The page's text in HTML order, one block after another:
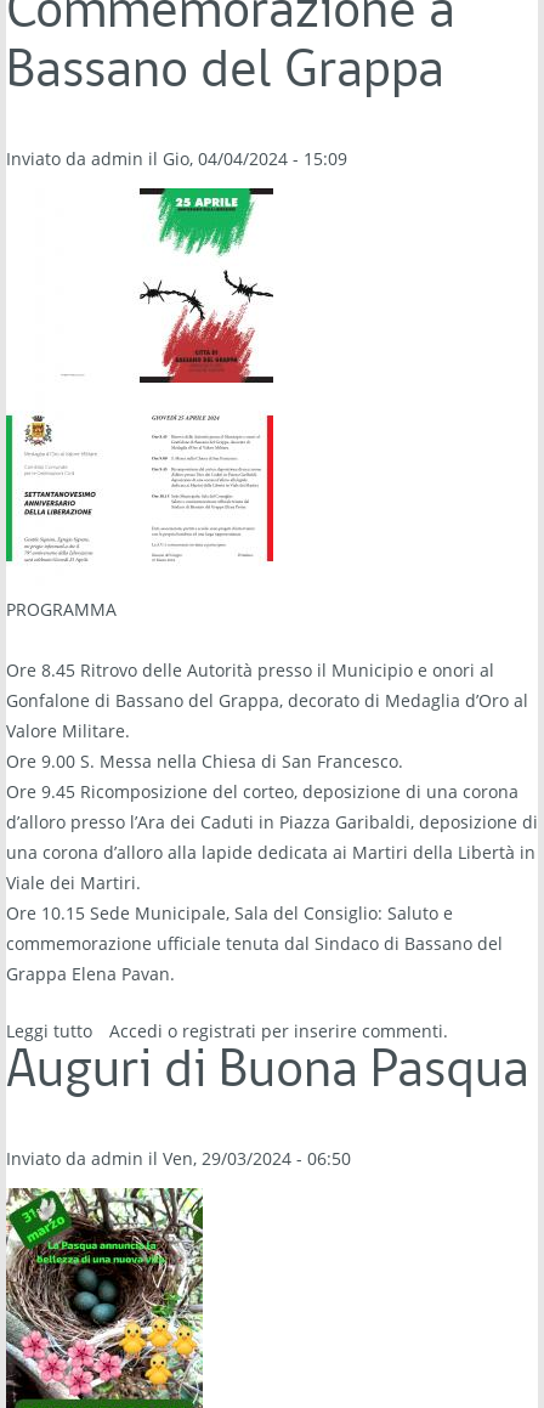
Commemorazione a
Bassano del Grappa
Inviato da admin il Gio, 04/04/2024 - 15:09
PROGRAMMA
Ore 8.45 Ritrovo delle Autorità presso il Municipio e onori al
Gonfalone di Bassano del Grappa, decorato di Medaglia d’Oro al
Valore Militare.
Ore 9.00 S. Messa nella Chiesa di San Francesco.
Ore 9.45 Ricomposizione del corteo, deposizione di una corona
d’alloro presso l’Ara dei Caduti in Piazza Garibaldi, deposizione di
una corona d’alloro alla lapide dedicata ai Martiri della Libertà in
Viale dei Martiri.
Ore 10.15 Sede Municipale, Sala del Consiglio: Saluto e
commemorazione ufficiale tenuta dal Sindaco di Bassano del
Grappa Elena Pavan.
Leggi tutto su 25 aprile 2024 - 79° Anniversario della Liberazione -
Commemorazione a Bassano del Grappa
Accedi o registrati per inserire commenti.
Auguri di Buona Pasqua
Inviato da admin il Ven, 29/03/2024 - 06:50